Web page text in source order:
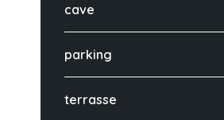
cave
parking
terrasse